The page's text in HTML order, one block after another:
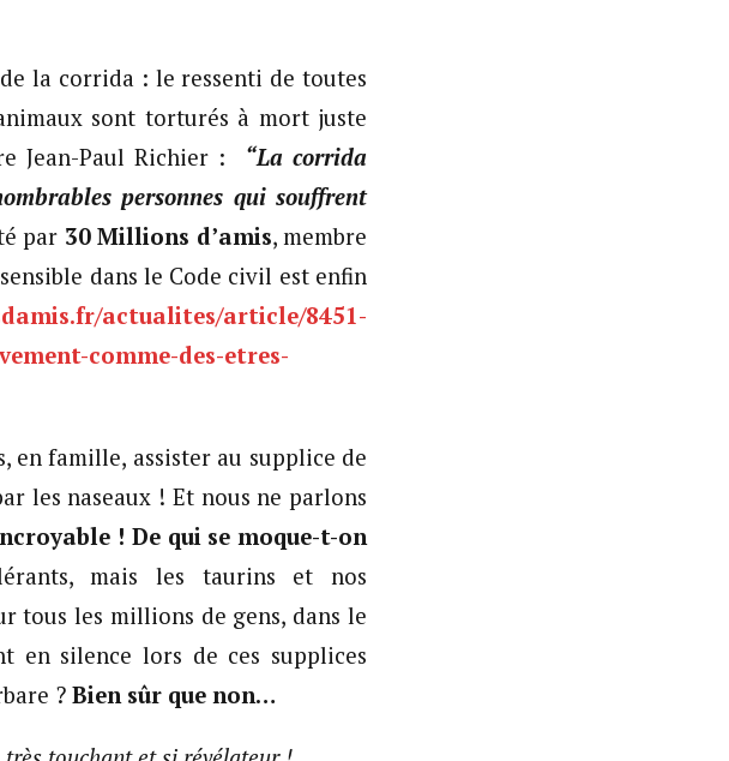
la corrida : le ressenti de toutes
sont torturés à mort juste
Jean-Paul Richier : “La corrida
personnes qui souffrent
par 30 Millions d’amis, membre
dans le Code civil est enfin
actualites/article/8451-
comme-des-etres-
en famille, assister au supplice de
les naseaux ! Et nous ne parlons
! De qui se moque-t-on
mais les taurins et nos
tous les millions de gens, dans le
en silence lors de ces supplices
? Bien sûr que non…